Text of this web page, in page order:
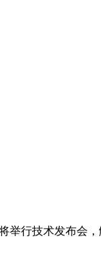
举行技术发布会